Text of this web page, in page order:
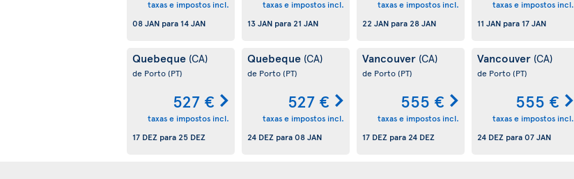
taxas e impostos incl.
08 JAN para 14 JAN
taxas e impostos incl.
13 JANpara21 JAN
taxas e impostos incl.
22 JANpara28 JAN
taxas e impostos incl.
11 JANpara 17 JAN
Quebeque (CA)
de Porto(PT)
527 €
taxas e impostos incl.
17 DEZ para25 DEZ
Quebeque (CA)
de Porto(PT)
527 €
taxas e impostos incl.
24 DEZpara08 JAN
Vancouver (CA)
de Porto(PT)
555 €
taxas e impostos incl.
17 DEZpara24 DEZ
Vancouver (CA)
de Porto(PT)
555 €
taxas e impostos incl.
24 DEZpara07 JAN